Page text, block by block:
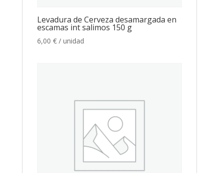
Levadura de Cerveza desamargada en
escamas int salimos 150 g
6,00 € / unidad